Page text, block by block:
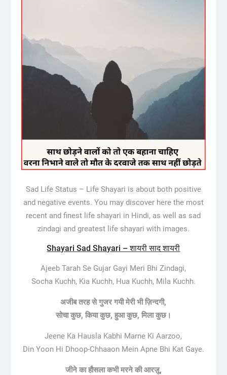
Sad Life Status – Life Shayari is about both positive
and negative events. You may discover here the most
recent and finest life shayari in Hindi, as well as sad
zindagi and greatest life shayari with images.
Shayari Sad Shayari – शायरी साद शायरी
Ajeeb Tarah Se Gujar Gayi Meri Bhi Zindagi,
Socha Kuchh, Kia Kuchh, Hua Kuchh, Mila Kuchh.
अजीब तरह से गुजर गयी मेरी भी ज़िन्दगी,
सोचा कुछ, किया कुछ, हुआ कुछ, मिला कुछ।
Jeene Ka Hausla Kabhi Marne Ki Aarzoo,
Din Yoon Hi Dhoop-Chhaaon Mein Apne Bhi Kat Gaye.
जीने का हौसला कभी मरने की आरज़ू,